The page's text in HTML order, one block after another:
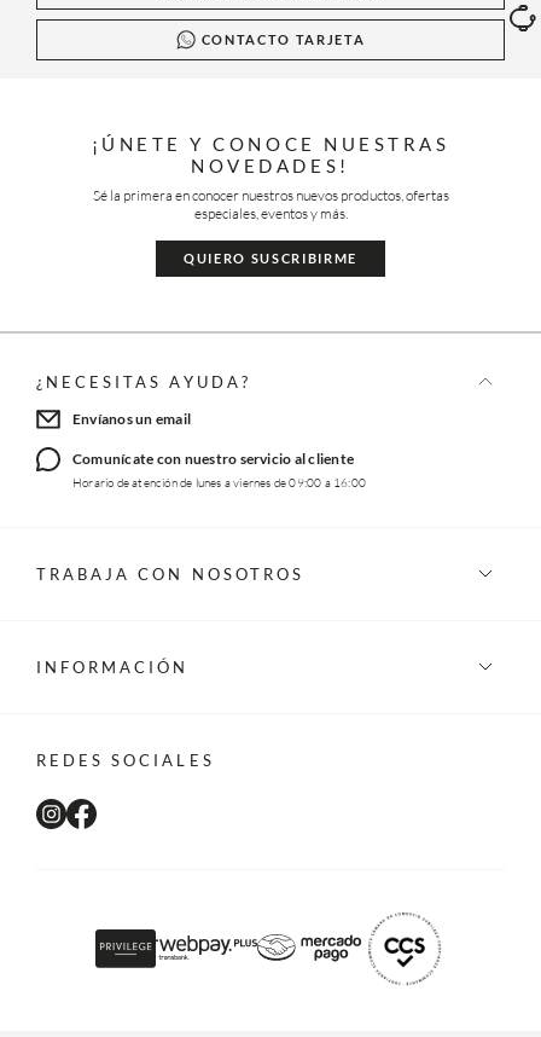
CONTACTO TARJETA
¡ÚNETE Y CONOCE NUESTRAS
NOVEDADES!
Sé la primera en conocer nuestros nuevos productos, ofertas
especiales, eventos y más.
QUIERO SUSCRIBIRME
¿NECESITAS AYUDA?
Envíanos un email
Comunícate con nuestro servicio al cliente
Horario de atención de lunes a viernes de 09:00 a 16:00
TRABAJA CON NOSOTROS
INFORMACIÓN
REDES SOCIALES